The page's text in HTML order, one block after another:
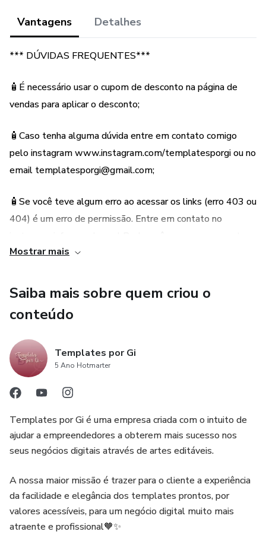
Vantagens Detalhes
*** DÚVIDAS FREQUENTES***
🧴É necessário usar o cupom de desconto na página de
vendas para aplicar o desconto;
🧴Caso tenha alguma dúvida entre em contato comigo
pelo instagram www.instagram.com/templatesporgi ou no
email templatesporgi@gmail.com;
🧴Se você teve algum erro ao acessar os links (erro 403 ou
404) é um erro de permissão. Entre em contato no
encaminho links personalizados para você conseguir usar;
🧴As dimensões das artes estão em 1.080 x 1.920 px
para Stories e 1080 x 1350 para feed;
ato da compra;
compensar;
🧴Compras por pix e cartão de crédito são liberadas no
mesmo dia;
🧴Caso tenha passado o prazo de entrega e você não
recebeu, entre em contato comigo pelo instagram
@templatesporgi, me informando qual pack você comprou
e seu endereço de email, que eu te encaminharei.
Mostrar mais
Saiba mais sobre quem criou o
conteúdo
Templates por Gi
5 Ano Hotmarter
Templates por Gi é uma empresa criada com o intuito de
ajudar a empreendedores a obterem mais sucesso nos
seus negócios digitais através de artes editáveis.
A nossa maior missão é trazer para o cliente a experiência
da facilidade e elegância dos templates prontos, por
valores acessíveis, para um negócio digital muito mais
atraente e profissional🧡✨